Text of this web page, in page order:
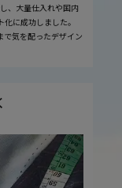
、大量仕入れや国内
に成功しました。
で気を配ったデザイン